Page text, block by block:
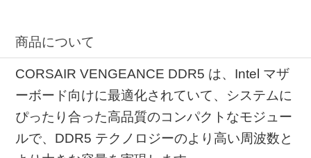
商品について
CORSAIR VENGEANCE DDR5 は、Intel マザ
ーボード向けに最適化されていて、システムに
ぴったり合った高品質のコンパクトなモジュー
ルで、DDR5 テクノロジーのより高い周波数と